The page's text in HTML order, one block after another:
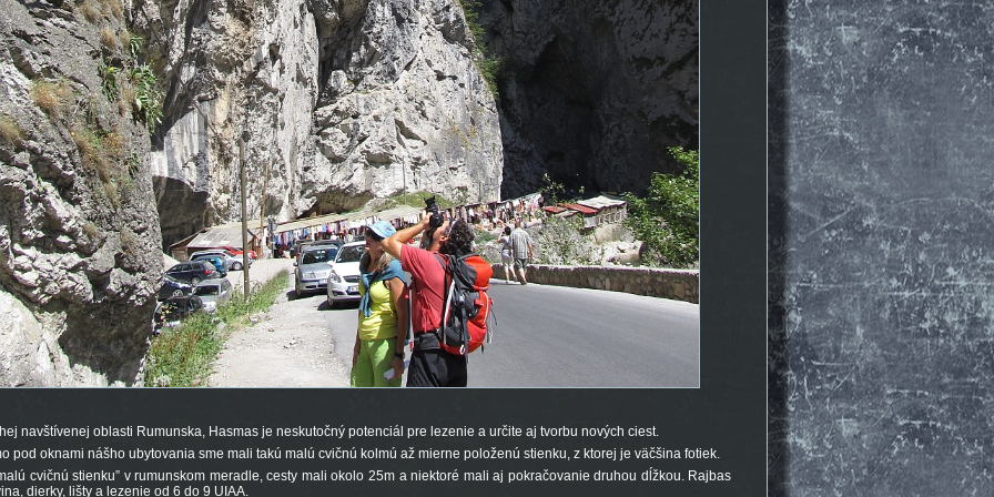
navštívenej oblasti Rumunska, Hasmas je neskutočný potenciál pre lezenie a určite aj tvorbu nových ciest.
pod oknami nášho ubytovania sme mali takú malú cvičnú kolmú až mierne položenú stienku, z ktorej je väčšina fotiek.
cvičnú stienku” v rumunskom meradle, cesty mali okolo 25m a niektoré mali aj pokračovanie druhou dĺžkou. Rajbas
dierky, lišty a lezenie od 6 do 9 UIAA.